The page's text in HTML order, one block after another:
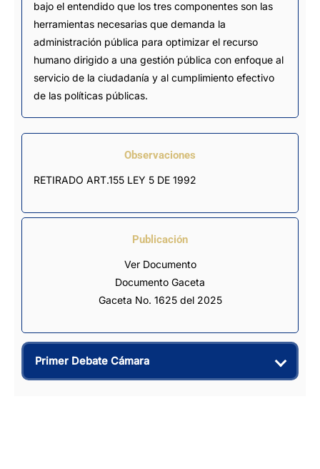
bajo el entendido que los tres componentes son las
herramientas necesarias que demanda la
administración pública para optimizar el recurso
humano dirigido a una gestión pública con enfoque al
servicio de la ciudadanía y al cumplimiento efectivo
de las políticas públicas.
Observaciones
RETIRADO ART.155 LEY 5 DE 1992
Publicación
Ver Documento
Documento Gaceta
Gaceta No. 1625 del 2025
Primer Debate Cámara